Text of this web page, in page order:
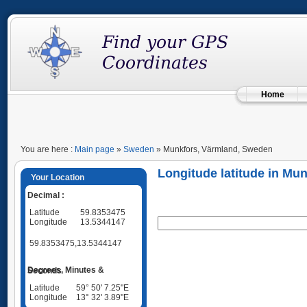
Home
You are here : Main page » Sweden » Munkfors, Värmland, Sweden
Your Location
Decimal :
Latitude
59.8353475
Longitude
13.5344147
59.8353475,13.5344147
Degrees, Minutes & Seconds
Latitude
59° 50' 7.25"E
Longitude
13° 32' 3.89"E
Longitude latitude in